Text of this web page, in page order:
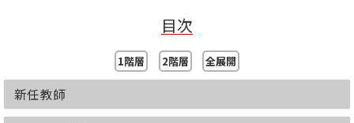
疎開のピアノ
勤労奉仕
ホップ摘み
同級生
焚き木運び
戦局の悪化と不安な日々
目次
1階層 2階層 全展開
新任教師